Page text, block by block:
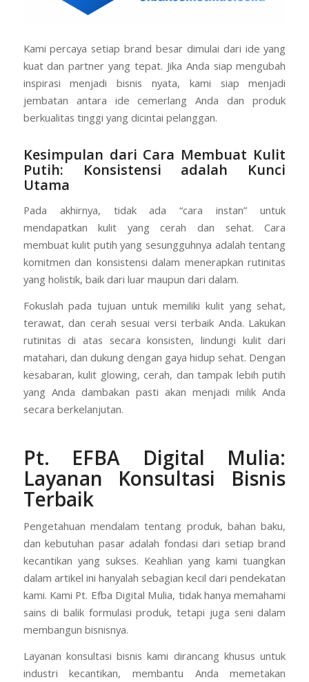
Kami percaya setiap brand besar dimulai dari ide yang
kuat dan partner yang tepat. Jika Anda siap mengubah
inspirasi menjadi bisnis nyata, kami siap menjadi
berkualitas tinggi yang dicintai pelanggan.
Kesimpulan dari Cara Membuat Kulit
Putih: Konsistensi adalah Kunci
Utama
Pada akhirnya, tidak ada “cara instan” untuk
mendapatkan kulit yang cerah dan sehat. Cara
membuat kulit putih yang sesungguhnya adalah tentang
komitmen dan konsistensi dalam menerapkan rutinitas
yang holistik, baik dari luar maupun dari dalam.
Fokuslah pada tujuan untuk memiliki kulit yang sehat,
terawat, dan cerah sesuai versi terbaik Anda. Lakukan
rutinitas di atas secara konsisten, lindungi kulit dari
matahari, dan dukung dengan gaya hidup sehat. Dengan
kesabaran, kulit glowing, cerah, dan tampak lebih putih
secara berkelanjutan.
Pt. EFBA Digital Mulia:
Layanan Konsultasi Bisnis
Terbaik
Pengetahuan mendalam tentang produk, bahan baku,
dan kebutuhan pasar adalah fondasi dari setiap brand
kecantikan yang sukses. Keahlian yang kami tuangkan
dalam artikel ini hanyalah sebagian kecil dari pendekatan
kami. Kami Pt. Efba Digital Mulia, tidak hanya memahami
sains di balik formulasi produk, tetapi juga seni dalam
membangun bisnisnya.